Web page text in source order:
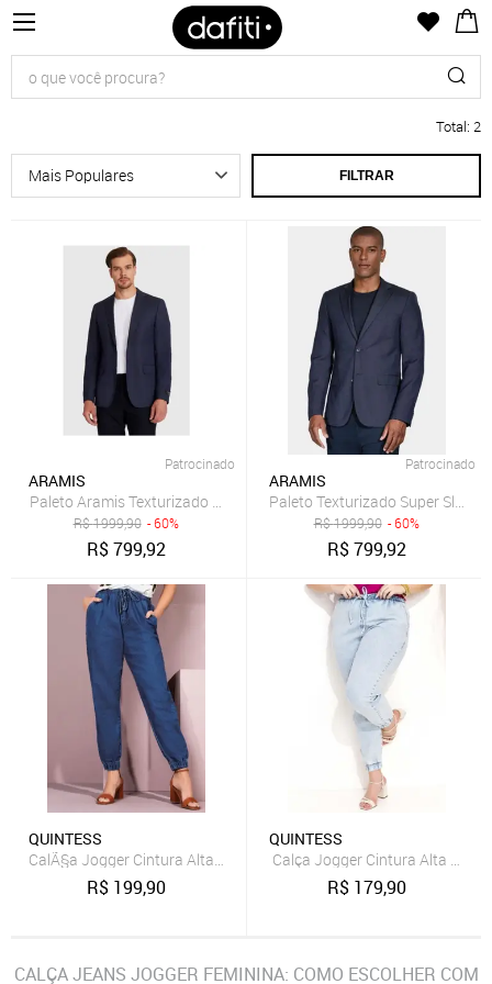
Total: 2
FILTRAR
Patrocinado
ARAMIS
Paleto Aramis Texturizado Super Slim Azul - 46
R$1999,90 - 60%
R$799,92
Patrocinado
ARAMIS
Paleto Texturizado Super Slim
R$1999,90 - 60%
R$799,92
QUINTESS
CalÃ§a Jogger Cintura Alta Com Bolsos Azul Quintess
R$ 199,90
QUINTESS
Calça Jogger Cintura Alta Com
R$ 179,90
CALÇA JEANS JOGGER FEMININA: COMO ESCOLHER COM